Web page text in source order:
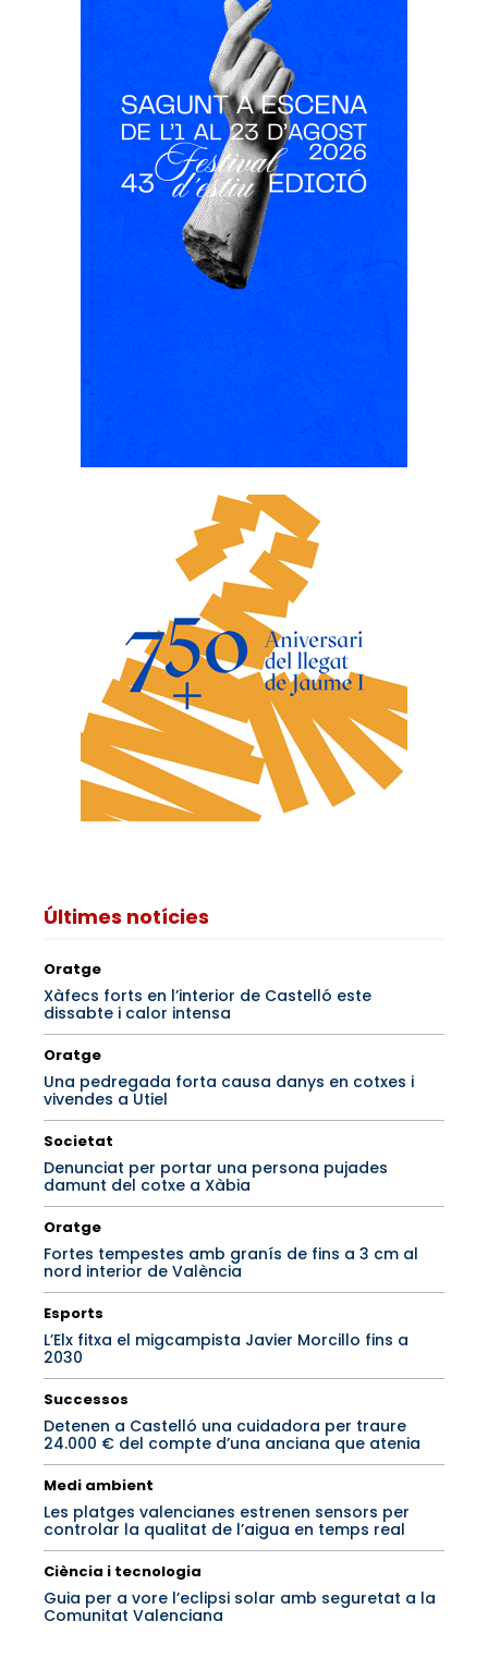
Últimes notícies
Oratge
Xàfecs forts en l’interior de Castelló este
dissabte i calor intensa
Oratge
Una pedregada forta causa danys en cotxes i
vivendes a Utiel
Societat
Denunciat per portar una persona pujades
damunt del cotxe a Xàbia
Oratge
Fortes tempestes amb granís de fins a 3 cm al
nord interior de València
Esports
L’Elx fitxa el migcampista Javier Morcillo fins a
2030
Successos
Detenen a Castelló una cuidadora per traure
24.000 € del compte d’una anciana que atenia
Medi ambient
Les platges valencianes estrenen sensors per
controlar la qualitat de l’aigua en temps real
Ciència i tecnologia
Guia per a vore l’eclipsi solar amb seguretat a la
Comunitat Valenciana